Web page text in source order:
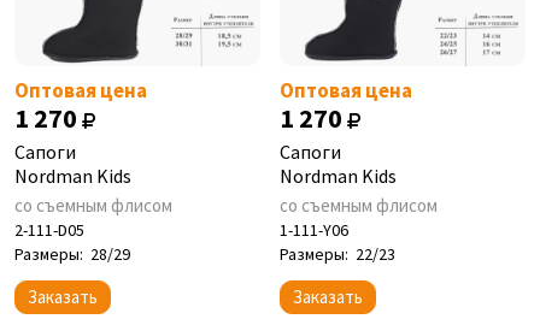
Оптовая цена
1 270
Сапоги
Nordman Kids
со съемным флисом
2-111-D05
Размеры: 28/29
Заказать
Оптовая цена
1 270
Сапоги
Nordman Kids
со съемным флисом
1-111-Y06
Размеры: 22/23
Заказать